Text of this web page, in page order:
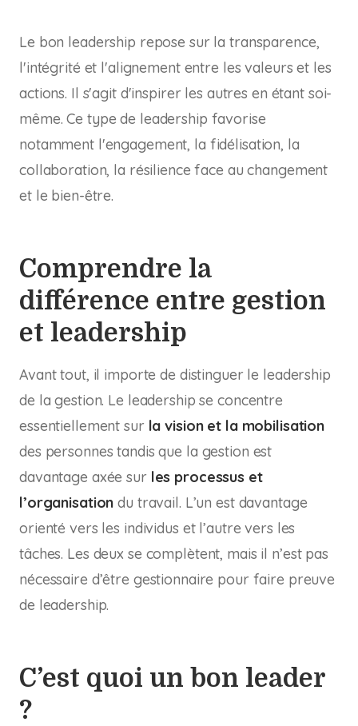
Le bon leadership repose sur la transparence,
l'intégrité et l'alignement entre les valeurs et les
actions. Il s'agit d'inspirer les autres en étant soi-
même. Ce type de leadership favorise
notamment l'engagement, la fidélisation, la
collaboration, la résilience face au changement
et le bien-être.
Comprendre la
différence entre gestion
et leadership
Avant tout, il importe de distinguer le leadership
de la gestion. Le leadership se concentre
essentiellement sur la vision et la mobilisation
des personnes tandis que la gestion est
davantage axée sur les processus et
l’organisation du travail. L’un est davantage
orienté vers les individus et l’autre vers les
tâches. Les deux se complètent, mais il n’est pas
nécessaire d’être gestionnaire pour faire preuve
de leadership.
C’est quoi un bon leader
?